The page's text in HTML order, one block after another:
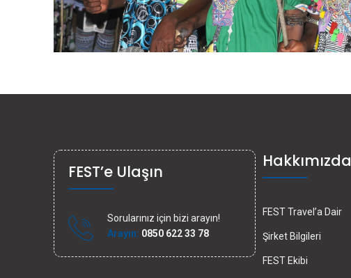
FEST’e Ulaşın
Sorularınız için bizi arayın!
Arayın: 0850 622 33 78
Hakkımızda
FEST Travel’a Dair
Şirket Bilgileri
FEST Ekibi